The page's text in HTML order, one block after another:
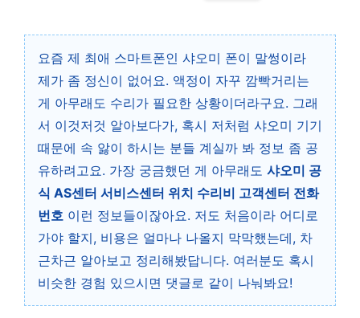
요즘 제 최애 스마트폰인 샤오미 폰이 말썽이라
제가 좀 정신이 없어요. 액정이 자꾸 깜빡거리는
게 아무래도 수리가 필요한 상황이더라구요. 그래
서 이것저것 알아보다가, 혹시 저처럼 샤오미 기기
때문에 속 앓이 하시는 분들 계실까 봐 정보 좀 공
유하려고요. 가장 궁금했던 게 아무래도 샤오미 공
식 AS센터 서비스센터 위치 수리비 고객센터 전화
번호 이런 정보들이잖아요. 저도 처음이라 어디로
가야 할지, 비용은 얼마나 나올지 막막했는데, 차
근차근 알아보고 정리해봤답니다. 여러분도 혹시
비슷한 경험 있으시면 댓글로 같이 나눠봐요!